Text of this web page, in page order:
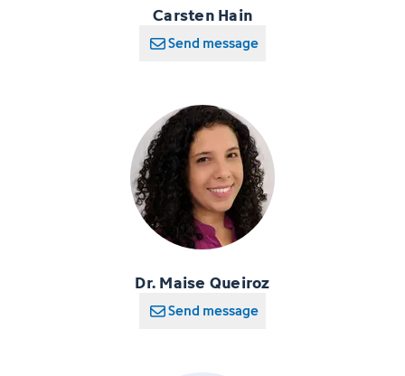
Carsten Hain
Send message
Dr. Maise Queiroz
Send message